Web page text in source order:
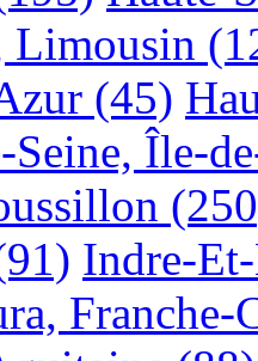
Limousin
(45)
Seine, Île-
Indre-
Franche-